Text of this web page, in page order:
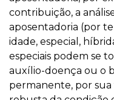
contribuição, a
aposentadoria (por
idade, especial,
especiais podem se
auxílio-doença ou o
permanente, por